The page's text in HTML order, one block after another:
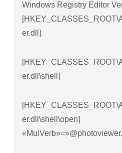
Windows Registry Editor
er.dll]
er.dll\shell]
er.dll\shell\open]